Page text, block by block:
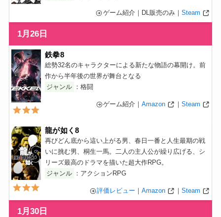
ゲーム紹介｜DL販売のみ｜ Steam
1月26日
鉄拳8
総勢32名のキャラクターによる新たな物語の幕開け。前
作から半年後の世界が舞台となる
ジャンル ：格闘
ゲーム紹介｜Amazon ｜ Steam
龍が如く8
再びどん底から這い上がる男、春日一番と人生最期の戦
いに挑む男、桐生一馬。二人の主人公が繰り広げる、シ
リーズ最高のドラマを描いた超大作RPG。
ジャンル ：アクションRPG
評価レビュー ｜Amazon ｜ Steam
1月30日